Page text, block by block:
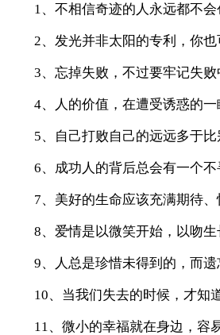
1、不相信奇迹的人永远都不会
2、发光并非太阳的专利，你也
3、忘掉失败，不过要牢记失败
4、人的价值，在遭受诱惑的一
5、自己打败自己的远远多于比
6、成功人的背后总会有一个不
7、美好的生命应该充满期待、
8、爱情是以微笑开始，以吻生
9、人总是珍惜未得到的，而遗
10、当我们失去的时候，才知
11、微小的幸福就在身边，容